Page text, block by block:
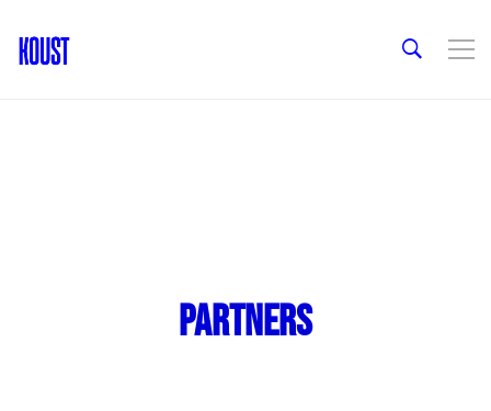
PARTNERS